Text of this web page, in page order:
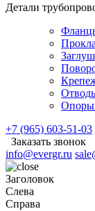
Детали
Опоры
+7 (965) 603-51-03
Заказать звонок
info@evergr.ru
Заголовок
Слева
Справа